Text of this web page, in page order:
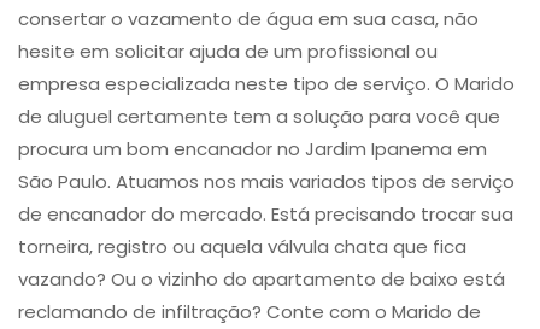
consertar o vazamento de água em sua casa, não
hesite em solicitar ajuda de um profissional ou
empresa especializada neste tipo de serviço. O Marido
de aluguel certamente tem a solução para você que
procura um ​bom encanador no Jardim Ipanema​ em
São Paulo. Atuamos nos mais variados tipos de ​serviço
de encanador​ do mercado. Está precisando trocar sua
torneira, registro ou aquela válvula chata que fica
vazando? Ou o vizinho do apartamento de baixo está
reclamando de infiltração? Conte com o Marido de